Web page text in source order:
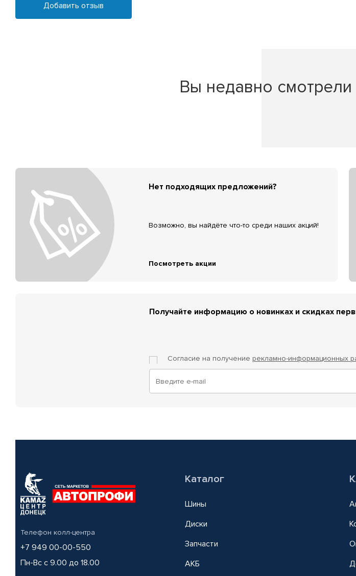
Добавить отзыв
Вы недавно смотрели
Нет подходящих предложений?
Возможно, вы найдёте что-то среди наших акций!
Посмотреть акции
Получайте информацию о новинках и скидках
Согласие на получение рекламно-информационных
Телефон колл-центра
+7 949 00-00-550
Пн-Вс с 9.00 до 18.00
Каталог
Шины
Диски
Запчасти
АКБ